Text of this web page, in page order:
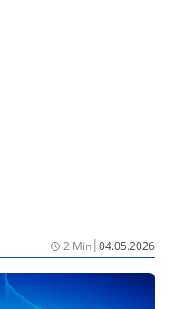
2 Min|04.05.2026